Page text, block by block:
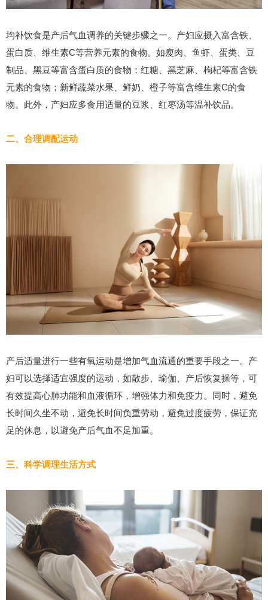
均补饮食是产后气血调养的关键步骤之一。产妇应摄入富含铁、
蛋白质、维生素C等营养元素的食物。如瘦肉、鱼虾、蛋类、豆
制品、黑豆等富含蛋白质的食物；红糖、黑芝麻、枸杞等富含铁
元素的食物；新鲜蔬菜水果、鲜奶、橙子等富含维生素C的食
物。此外，产妇应多食用适量的豆浆、红枣汤等温补饮品。
二、合理调配运动
产后适量进行一些有氧运动是增加气血流通的重要手段之一。产
妇可以选择适宜强度的运动，如散步、瑜伽、产后恢复操等，可
有效提高心肺功能和血液循环，增强体力和免疫力。同时，避免
长时间久坐不动，避免长时间负重劳动，避免过度疲劳，保证充
足的休息，以避免产后气血不足加重。
三、科学调理生活方式